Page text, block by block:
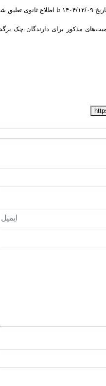
مذکور برای دارندگان چک